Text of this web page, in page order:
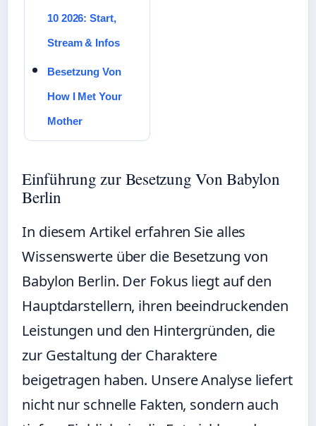
10 2026: Start,
Stream & Infos
Besetzung Von
How I Met Your
Mother
Einführung zur Besetzung Von Babylon
Berlin
In diesem Artikel erfahren Sie alles
Wissenswerte über die Besetzung von
Babylon Berlin. Der Fokus liegt auf den
Hauptdarstellern, ihren beeindruckenden
Leistungen und den Hintergründen, die
zur Gestaltung der Charaktere
beigetragen haben. Unsere Analyse liefert
nicht nur schnelle Fakten, sondern auch